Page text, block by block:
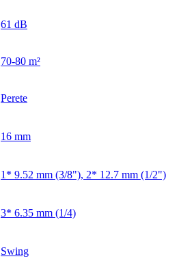
61 dB
70-80 m²
Perete
16 mm
1* 9.52 mm (3/8"), 2* 12.7 mm (1/2")
3* 6.35 mm (1/4)
Swing